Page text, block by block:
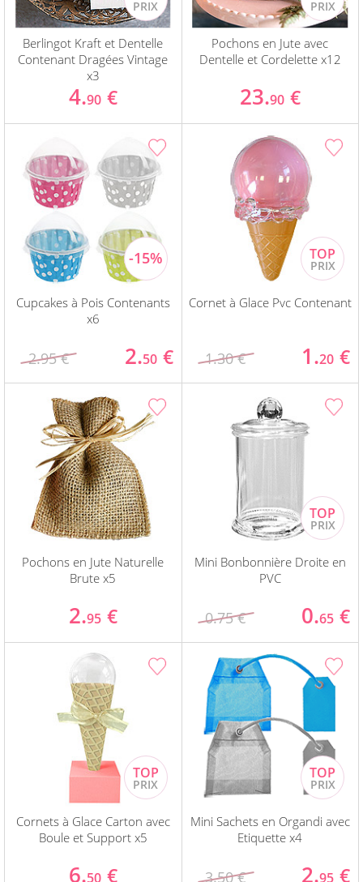
Berlingot Kraft et Dentelle
Contenant Dragées Vintage
x3
4.90 €
Pochons en Jute avec
Dentelle et Cordelette x12
23.90 €
Cupcakes à Pois Contenants
x6
2.95 € 2.50 €
Cornet à Glace Pvc Contenant
1.30 € 1.20 €
Pochons en Jute Naturelle
Brute x5
2.95 €
Mini Bonbonnière Droite en
PVC
0.75 € 0.65 €
Cornets à Glace Carton avec
Boule et Support x5
6.50 €
Mini Sachets en Organdi avec
Etiquette x4
3.50 € 2.95 €